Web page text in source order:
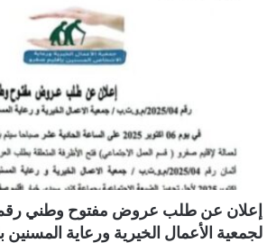
لجمعية الأعمال الخيرية ورعاية المسنين